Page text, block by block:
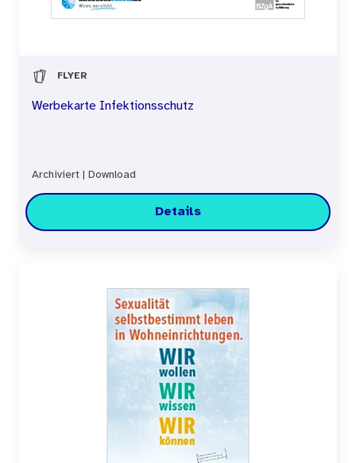
FLYER
Werbekarte Infektionsschutz
Archiviert Download
Details